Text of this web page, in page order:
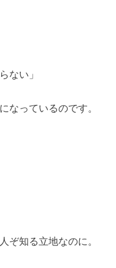
ない」
なっているのです。
ぞ知る立地なのに。